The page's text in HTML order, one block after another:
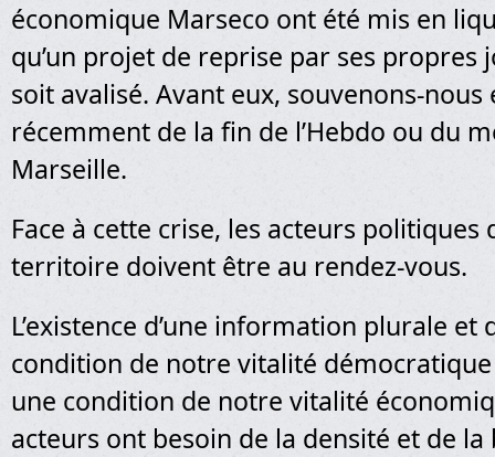
économique Marseco ont été mis en
qu’un projet de reprise par ses propres
soit avalisé. Avant eux, souvenons-nous
récemment de la fin de l’Hebdo ou du
Marseille.
Face à cette crise, les acteurs politiques
territoire doivent être au rendez-vous.
L’existence d’une information plurale et
condition de notre vitalité démocratique
une condition de notre vitalité
acteurs ont besoin de la densité et de la